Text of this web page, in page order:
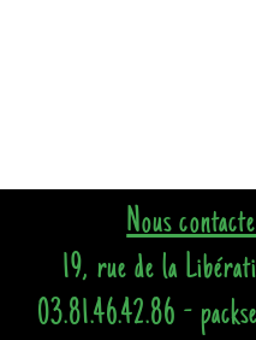
Nous
19, rue de la
03.81.46.42.86 -